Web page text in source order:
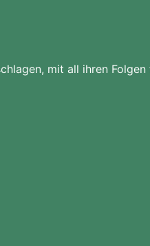
mit all ihren